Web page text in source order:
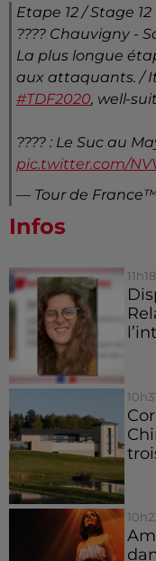
Etape 12 / Stage 12
???? Chauvigny -
La plus longue
aux attaquants. /
#TDF2020, well-
???? : Le Suc au
pic.twitter.com/
— Tour de France™
Infos
11h18
10h31